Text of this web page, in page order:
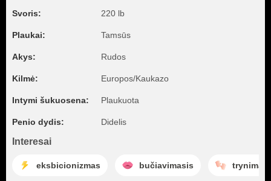
Svoris: 220 lb
Plaukai: Tamsūs
Akys: Rudos
Kilmė: Europos/Kaukazo
Intymi šukuosena: Plaukuota
Penio dydis: Didelis
Interesai
eksbicionizmas bučiavimasis trynimas